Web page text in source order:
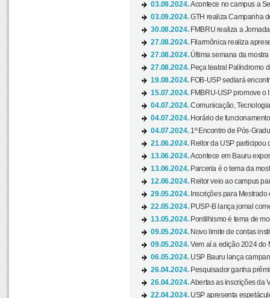
03.09.2024.Acontece no campus a
03.09.2024.GTH realiza Campanha
30.08.2024. FMBRU realiza a
27.08.2024. Filarmônica realiza
27.08.2024. Última semana da
27.08.2024. Peça teatral Palíndromo
19.08.2024. FOB-USP sediará
15.07.2024. FMBRU-USP promove o
04.07.2024.Comunicação,
04.07.2024. Horário de
04.07.2024. 1º Encontro de Pós-
21.06.2024. Reitor da USP participou
13.06.2024.Acontece em Bauru
13.06.2024. Parceria é o tema da
12.06.2024. Reitor veio ao campus
29.05.2024. Inscrições para
22.05.2024. PUSP-B lança jornal
13.05.2024. Pontilhismo é tema de
09.05.2024. Novo limite de contas
09.05.2024.Vem aí a edição 2024 do
06.05.2024. USP Bauru lança
26.04.2024. Pesquisador ganha
26.04.2024.Abertas as inscrições da
22.04.2024. USP apresenta